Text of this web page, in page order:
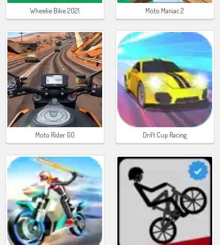
Wheelie Bike 2021 Moto Maniac 2
Moto Rider GO Drift Cup Racing